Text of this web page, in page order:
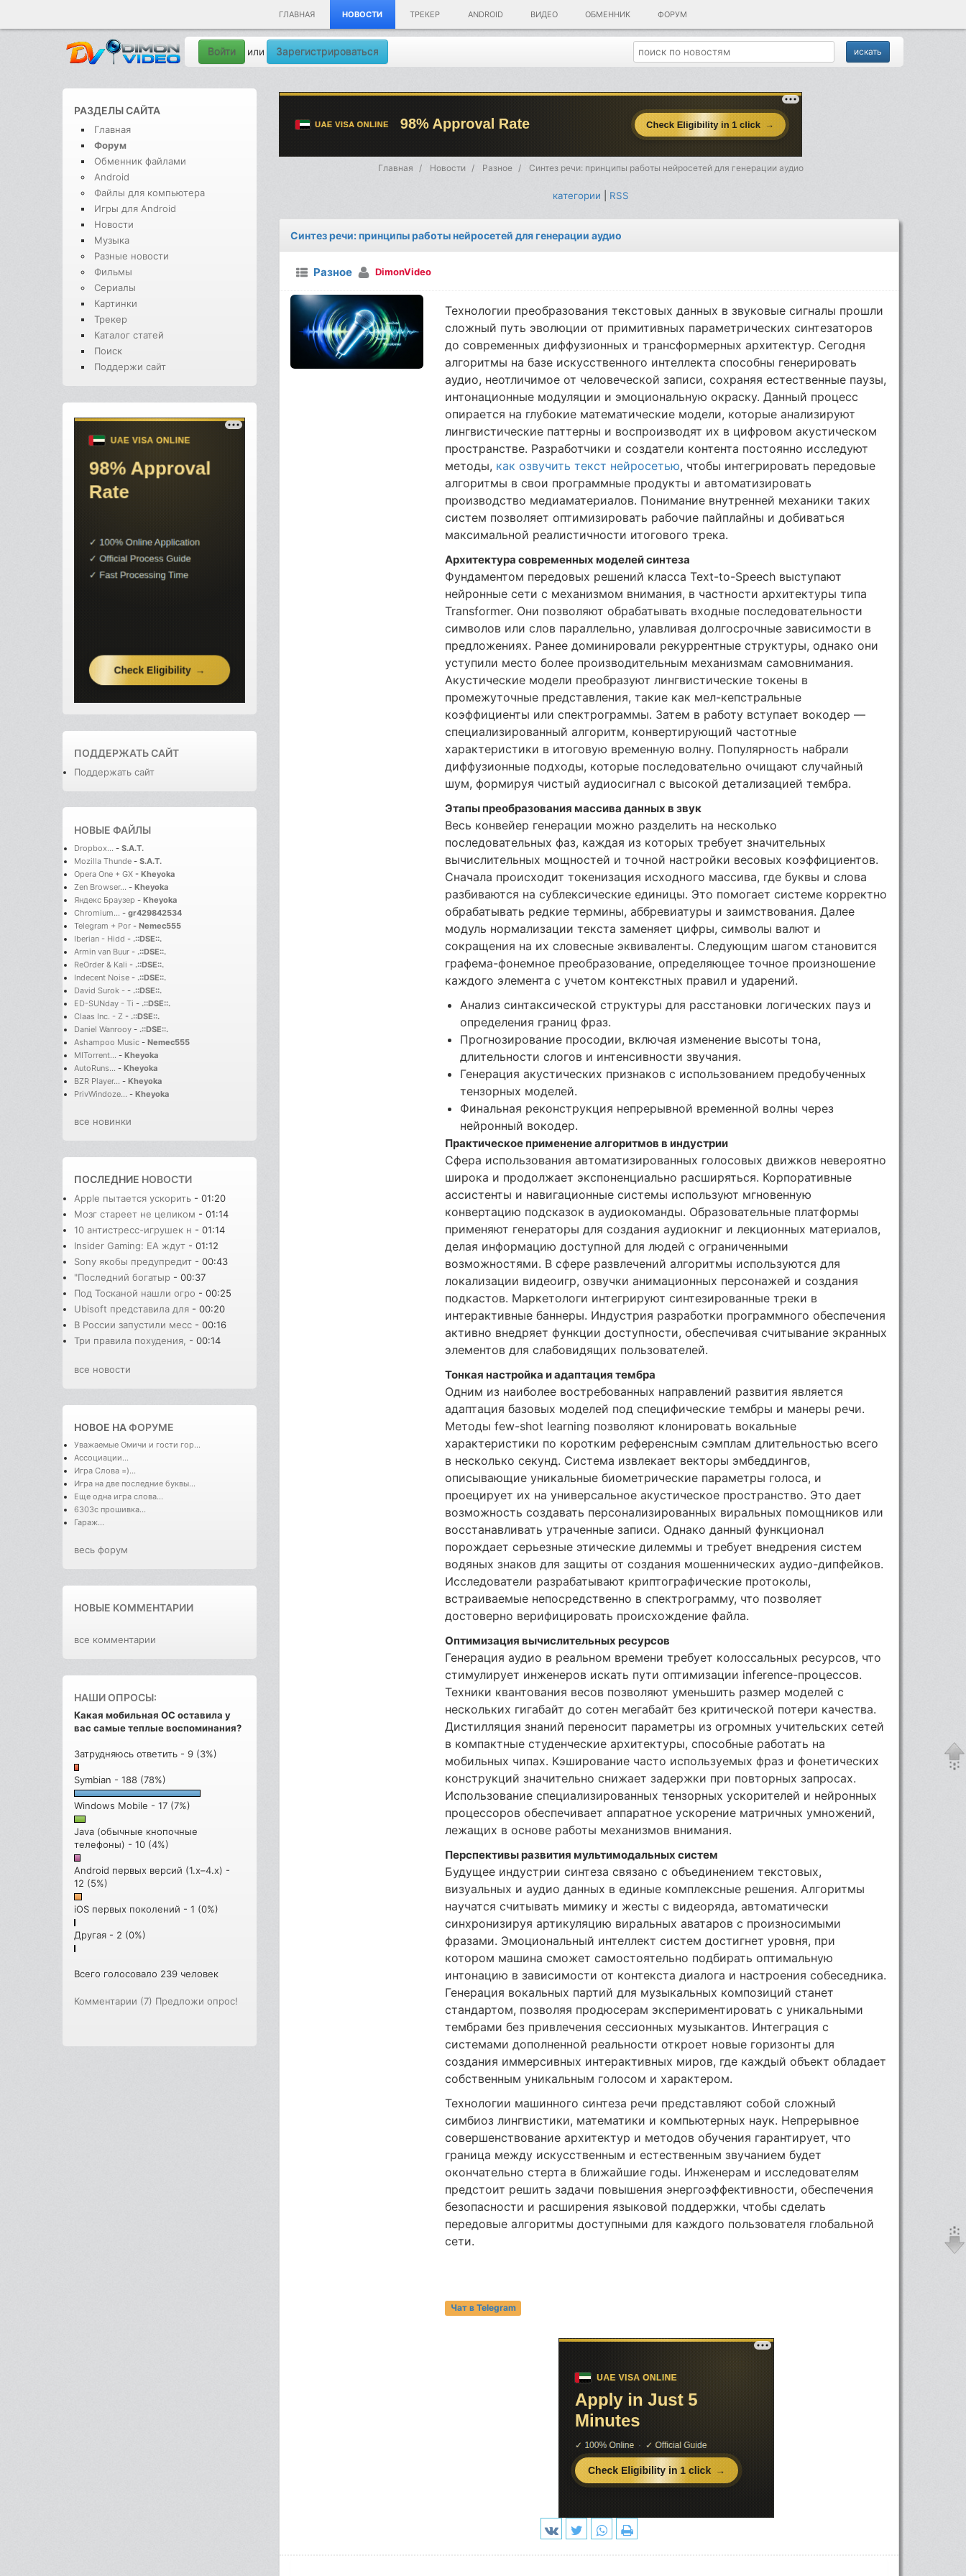
ГЛАВНАЯ НОВОСТИ ТРЕКЕР ANDROID ВИДЕО ОБМЕННИК ФОРУМ
Войти или Зарегистрироваться
РАЗДЕЛЫ САЙТА
Главная
Форум
Обменник файлами
Android
Файлы для компьютера
Игры для Android
Новости
Музыка
Разные новости
Фильмы
Сериалы
Картинки
Трекер
Каталог статей
Поиск
Поддержи сайт
ПОДДЕРЖАТЬ САЙТ
Поддержать сайт
НОВЫЕ ФАЙЛЫ
Dropbox... - S.A.T.
Mozilla Thunde - S.A.T.
Opera One + GX - Kheyoka
Zen Browser... - Kheyoka
Яндекс Браузер - Kheyoka
Chromium... - gr429842534
Telegram + Por - Nemec555
Iberian - Hidd - .::DSE::.
Armin van Buur - .::DSE::.
ReOrder & Kali - .::DSE::.
Indecent Noise - .::DSE::.
David Surok - - .::DSE::.
ED-SUNday - Ti - .::DSE::.
Claas Inc. - Z - .::DSE::.
Daniel Wanrooy - .::DSE::.
Ashampoo Music - Nemec555
MITorrent... - Kheyoka
AutoRuns... - Kheyoka
BZR Player... - Kheyoka
PrivWindoze... - Kheyoka
все новинки
ПОСЛЕДНИЕ НОВОСТИ
Apple пытается ускорить - 01:20
Мозг стареет не целиком - 01:14
10 антистресс-игрушек н - 01:14
Insider Gaming: EA ждут - 01:12
Sony якобы предупредит - 00:43
"Последний богатыр - 00:37
Под Тосканой нашли огро - 00:25
Ubisoft представила для - 00:20
В России запустили месс - 00:16
Три правила похудения, - 00:14
все новости
НОВОЕ НАФОРУМЕ
Уважаемые Омичи и гости гор...
Ассоциации...
Игра Слова =)...
Игра на две последние буквы...
Еще одна игра слова...
6303с прошивка...
Гараж...
весь форум
НОВЫЕ КОММЕНТАРИИ
все комментарии
НАШИ ОПРОСЫ:
Какая мобильная ОС оставила у
вас самые теплые воспоминания?
Затрудняюсь ответить - 9 (3%)
Symbian - 188 (78%)
Windows Mobile - 17 (7%)
Java (обычные кнопочные
телефоны) - 10 (4%)
Android первых версий (1.x–4.x) -
12 (5%)
iOS первых поколений - 1 (0%)
Другая - 2 (0%)
Всего голосовало 239 человек
Комментарии (7) Предложи опрос!
Главная Новости Разное Синтез речи: принципы работы нейросетей для генерации аудио
категории RSS
Синтез речи: принципы работы нейросетей для генерации аудио
Разное DimonVideo
Технологии преобразования текстовых данных в звуковые сигналы прошли
сложный путь эволюции от примитивных параметрических синтезаторов
до современных диффузионных и трансформерных архитектур. Сегодня
алгоритмы на базе искусственного интеллекта способны генерировать
аудио, неотличимое от человеческой записи, сохраняя естественные паузы,
интонационные модуляции и эмоциональную окраску. Данный процесс
опирается на глубокие математические модели, которые анализируют
лингвистические паттерны и воспроизводят их в цифровом акустическом
пространстве. Разработчики и создатели контента постоянно исследуют
методы, как озвучить текст нейросетью, чтобы интегрировать передовые
алгоритмы в свои программные продукты и автоматизировать
производство медиаматериалов. Понимание внутренней механики таких
систем позволяет оптимизировать рабочие пайплайны и добиваться
максимальной реалистичности итогового трека.
Архитектура современных моделей синтеза
Фундаментом передовых решений класса Text-to-Speech выступают
нейронные сети с механизмом внимания, в частности архитектуры типа
Transformer. Они позволяют обрабатывать входные последовательности
символов или слов параллельно, улавливая долгосрочные зависимости в
предложениях. Ранее доминировали рекуррентные структуры, однако они
уступили место более производительным механизмам самовнимания.
Акустические модели преобразуют лингвистические токены в
промежуточные представления, такие как мел-кепстральные
коэффициенты или спектрограммы. Затем в работу вступает вокодер —
специализированный алгоритм, конвертирующий частотные
характеристики в итоговую временную волну. Популярность набрали
диффузионные подходы, которые последовательно очищают случайный
шум, формируя чистый аудиосигнал с высокой детализацией тембра.
Этапы преобразования массива данных в звук
Весь конвейер генерации можно разделить на несколько
последовательных фаз, каждая из которых требует значительных
вычислительных мощностей и точной настройки весовых коэффициентов.
Сначала происходит токенизация исходного массива, где буквы и слова
разбиваются на сублексические единицы. Это помогает системе корректно
обрабатывать редкие термины, аббревиатуры и заимствования. Далее
модуль нормализации текста заменяет цифры, символы валют и
сокращения на их словесные эквиваленты. Следующим шагом становится
графема-фонемное преобразование, определяющее точное произношение
каждого элемента с учетом контекстных правил и ударений.
Анализ синтаксической структуры для расстановки логических пауз и
определения границ фраз.
Прогнозирование просодии, включая изменение высоты тона,
длительности слогов и интенсивности звучания.
Генерация акустических признаков с использованием предобученных
тензорных моделей.
Финальная реконструкция непрерывной временной волны через
нейронный вокодер.
Практическое применение алгоритмов в индустрии
Сфера использования автоматизированных голосовых движков невероятно
широка и продолжает экспоненциально расширяться. Корпоративные
ассистенты и навигационные системы используют мгновенную
конвертацию подсказок в аудиокоманды. Образовательные платформы
применяют генераторы для создания аудиокниг и лекционных материалов,
делая информацию доступной для людей с ограниченными
возможностями. В сфере развлечений алгоритмы используются для
локализации видеоигр, озвучки анимационных персонажей и создания
подкастов. Маркетологи интегрируют синтезированные треки в
интерактивные баннеры. Индустрия разработки программного обеспечения
активно внедряет функции доступности, обеспечивая считывание экранных
элементов для слабовидящих пользователей.
Тонкая настройка и адаптация тембра
Одним из наиболее востребованных направлений развития является
адаптация базовых моделей под специфические тембры и манеры речи.
Методы few-shot learning позволяют клонировать вокальные
характеристики по коротким референсным сэмплам длительностью всего
в несколько секунд. Система извлекает векторы эмбеддингов,
описывающие уникальные биометрические параметры голоса, и
проецирует их на универсальное акустическое пространство. Это дает
возможность создавать персонализированных виральных помощников или
восстанавливать утраченные записи. Однако данный функционал
порождает серьезные этические дилеммы и требует внедрения систем
водяных знаков для защиты от создания мошеннических аудио-дипфейков.
Исследователи разрабатывают криптографические протоколы,
встраиваемые непосредственно в спектрограмму, что позволяет
достоверно верифицировать происхождение файла.
Оптимизация вычислительных ресурсов
Генерация аудио в реальном времени требует колоссальных ресурсов, что
стимулирует инженеров искать пути оптимизации inference-процессов.
Техники квантования весов позволяют уменьшить размер моделей с
нескольких гигабайт до сотен мегабайт без критической потери качества.
Дистилляция знаний переносит параметры из огромных учительских сетей
в компактные студенческие архитектуры, способные работать на
мобильных чипах. Кэширование часто используемых фраз и фонетических
конструкций значительно снижает задержки при повторных запросах.
Использование специализированных тензорных ускорителей и нейронных
процессоров обеспечивает аппаратное ускорение матричных умножений,
лежащих в основе работы механизмов внимания.
Перспективы развития мультимодальных систем
Будущее индустрии синтеза связано с объединением текстовых,
визуальных и аудио данных в единые комплексные решения. Алгоритмы
научатся считывать мимику и жесты с видеоряда, автоматически
синхронизируя артикуляцию виральных аватаров с произносимыми
фразами. Эмоциональный интеллект систем достигнет уровня, при
котором машина сможет самостоятельно подбирать оптимальную
интонацию в зависимости от контекста диалога и настроения собеседника.
Генерация вокальных партий для музыкальных композиций станет
стандартом, позволяя продюсерам экспериментировать с уникальными
тембрами без привлечения сессионных музыкантов. Интеграция с
системами дополненной реальности откроет новые горизонты для
создания иммерсивных интерактивных миров, где каждый объект обладает
собственным уникальным голосом и характером.
Технологии машинного синтеза речи представляют собой сложный
симбиоз лингвистики, математики и компьютерных наук. Непрерывное
совершенствование архитектур и методов обучения гарантирует, что
граница между искусственным и естественным звучанием будет
окончательно стерта в ближайшие годы. Инженерам и исследователям
предстоит решить задачи повышения энергоэффективности, обеспечения
безопасности и расширения языковой поддержки, чтобы сделать
передовые алгоритмы доступными для каждого пользователя глобальной
сети.
Чат в Telegram